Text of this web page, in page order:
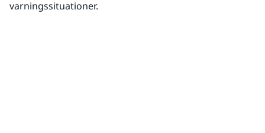
varningssituationer.